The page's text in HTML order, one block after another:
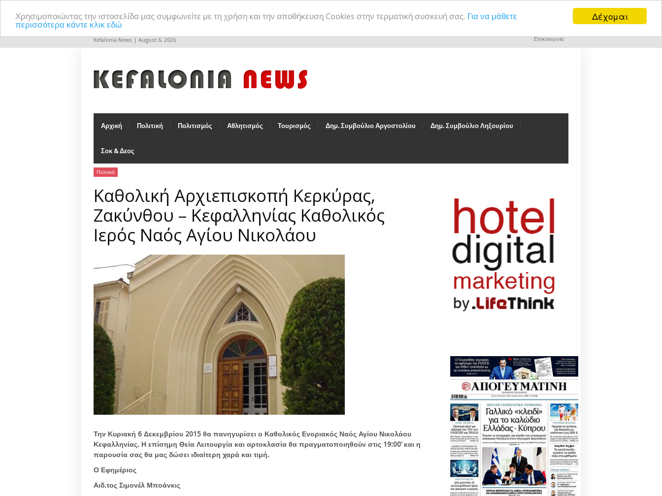
Δέχομαι
Χρησιμοποιώντας την ιστοσελίδα μας συμφωνείτε με τη χρήση και την αποθήκευση Cookies στην τερματική συσκευή σας. Για να μάθετε
περισσότερα κάντε κλικ εδώ
Kefalonia News | August 6, 2026 Επικοινωνία
Αρχική Πολιτική Πολιτισμός Αθλητισμός Τουρισμός Δημ. Συμβούλιο Αργοστολίου Δημ. Συμβούλιο Ληξουρίου
Σοκ & Δεος
Πολιτική
Καθολική Αρχιεπισκοπή Κερκύρας,
Ζακύνθου – Κεφαλληνίας Καθολικός
Ιερός Ναός Αγίου Νικολάου
Την Κυριακή 6 Δεκεμβρίου 2015 θα πανηγυρίσει ο Καθολικός Ενοριακός Ναός Αγίου Νικολάου
Κεφαλληνίας. Η επίσημη Θεία Λειτουργία και αρτοκλασία θα πραγματοποιηθούν στις 19:00’ και η
παρουσία σας θα μας δώσει ιδιαίτερη χαρά και τιμή.
Ο Εφημέριος
Αιδ.τος Σιμονέλ Μποάνκις